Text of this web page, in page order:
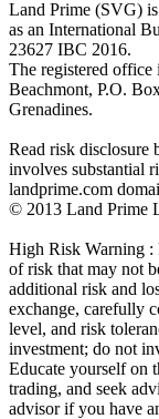
Land Prime (SVG)
as an International
23627 IBC 2016.
The registered
Beachmont, P.O.
Grenadines.
Read risk disclosure
involves substantial
landprime.com
© 2013 Land Prime
High Risk Warning :
of risk that may not
additional risk and
exchange, carefully
level, and risk
investment; do not
Educate yourself on
trading, and seek
advisor if you have